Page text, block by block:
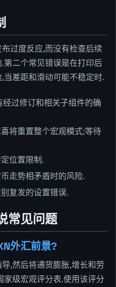
过度反应,而没有检查后续
第二个常见错误是在打印后
差距和滑动可能不稳定时.
过修订和相关子组件的确
将重置整个宏观模式;等待
位置限制.
走势相矛盾时的风险.
复发的设置错误.
常见问题
外汇前景?
,然后将通货膨胀,增长和劳
级宏观评分表.使用该评分